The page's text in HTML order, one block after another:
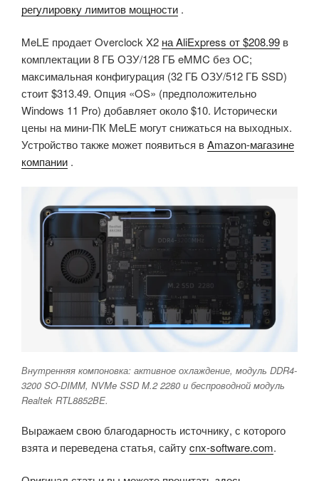
регулировку лимитов мощности .
MeLE продает Overclock X2 на AliExpress от $208.99 в
комплектации 8 ГБ ОЗУ/128 ГБ eMMC без ОС;
максимальная конфигурация (32 ГБ ОЗУ/512 ГБ SSD)
стоит $313.49. Опция «OS» (предположительно
Windows 11 Pro) добавляет около $10. Исторически
цены на мини-ПК MeLE могут снижаться на выходных.
Устройство также может появиться вAmazon-магазине
компании .
Внутренняя компоновка: активное охлаждение, модуль DDR4-
3200 SO-DIMM, NVMe SSD M.2 2280 и беспроводной модуль
Realtek RTL8852BE.
Выражаем свою благодарность источнику, с которого
взята и переведена статья, сайтуcnx-software.com.